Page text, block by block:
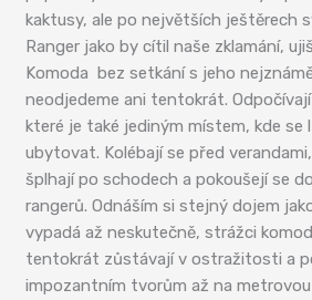
kaktusy, ale po největších ještěrech
Ranger jako by cítil naše zklamání,
Komoda bez setkání s jeho
neodjedeme ani tentokrát.
které je také jediným místem, kde se
ubytovat. Kolébají se před
šplhají po schodech a pokoušejí se
rangerů. Odnáším si stejný dojem
vypadá až neskutečně, strážci
tentokrát zůstávají v ostražitosti a
impozantním tvorům až na